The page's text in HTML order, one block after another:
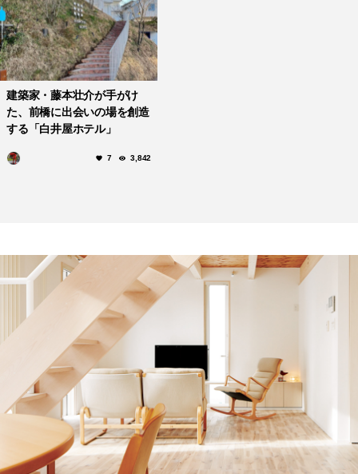
建築家・藤本壮介が手がけ
た、前橋に出会いの場を創造
する「白井屋ホテル」
7 3,842